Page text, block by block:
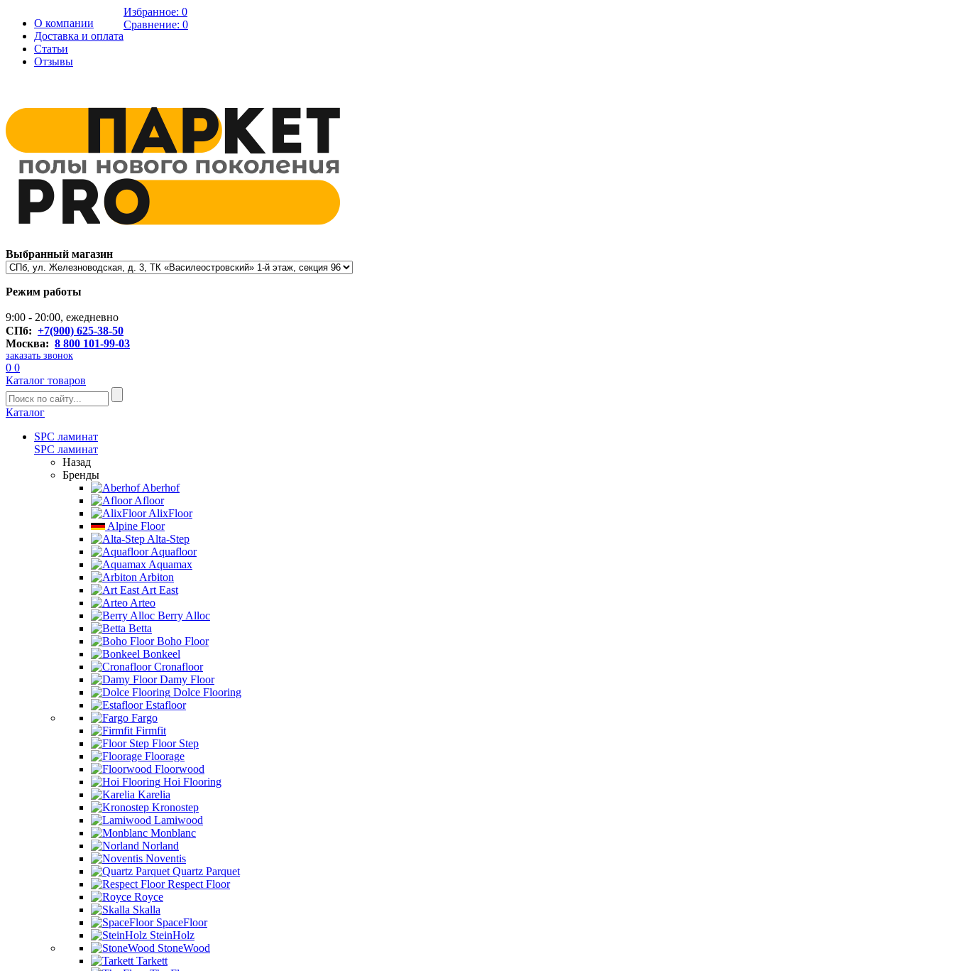
О компании
Доставка и оплата
Статьи
Отзывы
Избранное: 0
Сравнение: 0
Выбранный магазин
Режим работы
9:00 - 20:00, ежедневно
СПб: +7(900) 625-38-50
Москва: 8 800 101-99-03
заказать звонок
0 0
Каталог товаров
Каталог
SPC ламинат
SPC ламинат
Назад
Бренды
Aberhof
Afloor
AlixFloor
Alpine Floor
Alta-Step
Aquafloor
Aquamax
Arbiton
Art East
Arteo
Berry Alloc
Betta
Boho Floor
Bonkeel
Cronafloor
Damy Floor
Dolce Flooring
Estafloor
Fargo
Firmfit
Floor Step
Floorage
Floorwood
Hoi Flooring
Karelia
Kronostep
Lamiwood
Monblanc
Norland
Noventis
Quartz Parquet
Respect Floor
Royce
Skalla
SpaceFloor
SteinHolz
StoneWood
Tarkett